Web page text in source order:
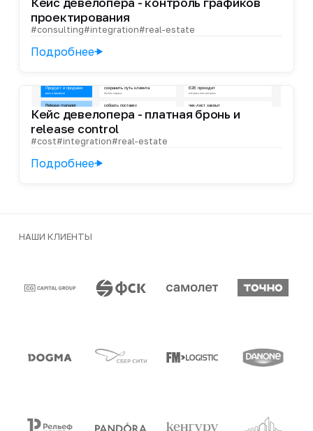
проектирования
#consulting#integration#real-estate
Подробнее
Кейс девелопера - платная бронь и
release control
#cost#integration#real-estate
Подробнее
НАШИ КЛИЕНТЫ